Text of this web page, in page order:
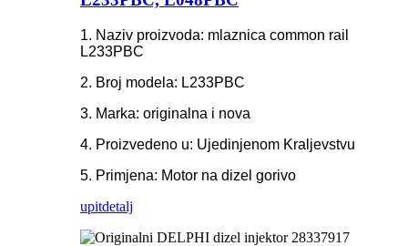
1. Naziv proizvoda: mlaznica common rail
L233PBC
2. Broj modela: L233PBC
3. Marka: originalna i nova
4. Proizvedeno u: Ujedinjenom Kraljevstvu
5. Primjena: Motor na dizel gorivo
upitdetalj